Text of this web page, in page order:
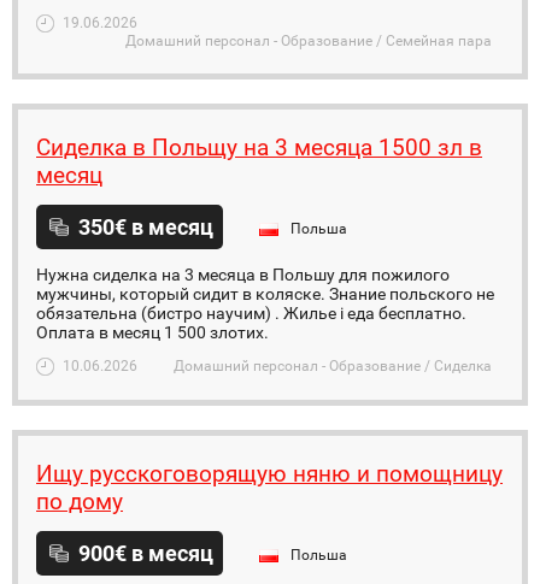
19.06.2026
Домашний персонал - Образование / Семейная пара
Сиделка в Польщу на 3 месяца 1500 зл в
месяц
350€ в месяц Польша
Нужна сиделка на 3 месяца в Польшу для пожилого
мужчины, который сидит в коляске. Знание польского не
обязательна (бистро научим) . Жилье і еда бесплатно.
Оплата в месяц 1 500 злотих.
10.06.2026 Домашний персонал - Образование / Сиделка
Ищу русскоговорящую няню и помощницу
по дому
900€ в месяц Польша